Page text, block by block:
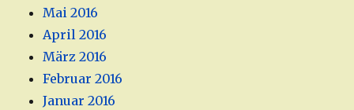
Mai 2016
April 2016
März 2016
Februar 2016
Januar 2016